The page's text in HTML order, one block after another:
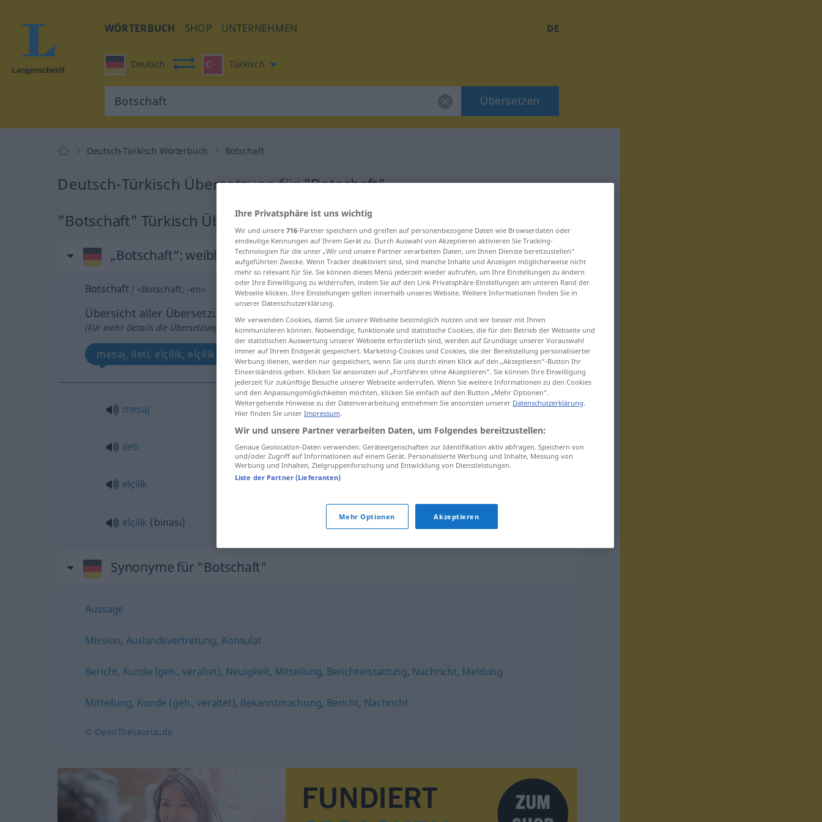
WÖRTERBUCH SHOP UNTERNEHMEN DE
Deutsch Türkisch
Übersetzen
Deutsch-Türkisch Wörterbuch Botschaft
Deutsch-Türkisch Übersetzung für "Botschaft"
"Botschaft" Türkisch Übersetzung
„Botschaft“: weiblich
Botschaft f <Botschaft; -en>
Übersicht aller Übersetzungen
(Für mehr Details die Übersetzung anklicken/antippen)
mesaj, ileti, elçilik, elçilik binası
mesaj Botschaft
ileti Botschaft
elçilik
elçilik (binası) Botschaft (≈ Botschaftsgebäude)
Synonyme für "Botschaft"
Aussage
Mission, Auslandsvertretung, Konsulat
Bericht, Kunde (geh., veraltet), Neuigkeit, Mitteilung, Berichterstattung, Nachricht, Meldung
Mitteilung, Kunde (geh., veraltet), Bekanntmachung, Bericht, Nachricht
© OpenThesaurus.de
Ihre Privatsphäre ist uns wichtig
Wir und unsere 716-Partner speichern und greifen auf personenbezogene Daten wie Browserdaten oder
eindeutige Kennungen auf Ihrem Gerät zu. Durch Auswahl von Akzeptieren aktivieren Sie Tracking-
Technologien für die unter „Wir und unsere Partner verarbeiten Daten, um Ihnen Dienste bereitzustellen“
aufgeführten Zwecke. Wenn Tracker deaktiviert sind, sind manche Inhalte und Anzeigen möglicherweise nicht
mehr so relevant für Sie. Sie können dieses Menü jederzeit wieder aufrufen, um Ihre Einstellungen zu ändern
oder Ihre Einwilligung zu widerrufen, indem Sie auf den Link Privatsphäre-Einstellungen am unteren Rand der
Webseite klicken. Ihre Einstellungen gelten innerhalb unseres Website. Weitere Informationen finden Sie in
unserer Datenschutzerklärung.
Wir verwenden Cookies, damit Sie unsere Webseite bestmöglich nutzen und wir besser mit Ihnen
kommunizieren können. Notwendige, funktionale und statistische Cookies, die für den Betrieb der Webseite und
der statistischen Auswertung unserer Webseite erforderlich sind, werden auf Grundlage unserer Vorauswahl
immer auf Ihrem Endgerät gespeichert. Marketing-Cookies und Cookies, die der Bereitstellung personalisierter
Werbung dienen, werden nur gespeichert, wenn Sie uns durch einen Klick auf den „Akzeptieren“-Button Ihr
Einverständnis geben. Klicken Sie ansonsten auf „Fortfahren ohne Akzeptieren“. Sie können Ihre Einwilligung
jederzeit für zukünftige Besuche unserer Webseite widerrufen. Wenn Sie weitere Informationen zu den Cookies
und den Anpassungsmöglichkeiten möchten, klicken Sie einfach auf den Button „Mehr Optionen“.
Weitergehende Hinweise zu der Datenverarbeitung entnehmen Sie ansonsten unserer Datenschutzerklärung.
Hier finden Sie unser Impressum.
Wir und unsere Partner verarbeiten Daten, um Folgendes bereitzustellen:
Genaue Geolocation-Daten verwenden. Geräteeigenschaften zur Identifikation aktiv abfragen. Speichern von
und/oder Zugriff auf Informationen auf einem Gerät. Personalisierte Werbung und Inhalte, Messung von
Werbung und Inhalten, Zielgruppenforschung und Entwicklung von Dienstleistungen.
Liste der Partner (Lieferanten)
Mehr Optionen Akzeptieren